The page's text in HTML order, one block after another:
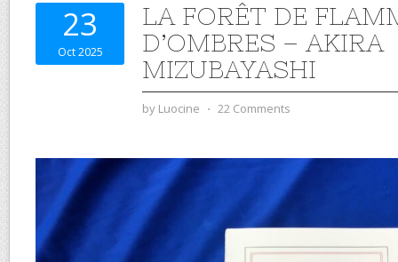
23
Oct 2025
LA FORÊT DE
D’OMBRES – AKIRA
MIZUBAYASHI
by Luocine ⋅ 22 Comments